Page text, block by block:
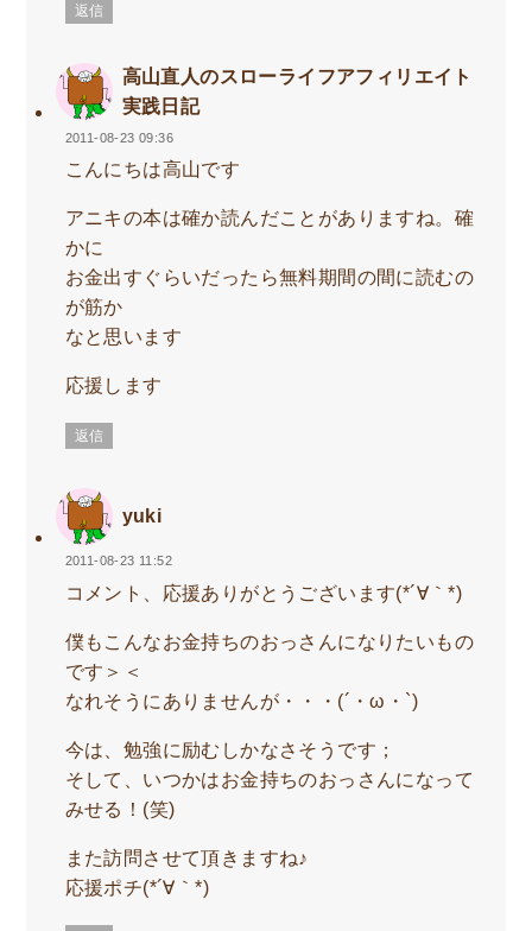
返信
高山直人のスローライフアフィリエイト
実践日記
2011-08-23 09:36
こんにちは高山です
アニキの本は確か読んだことがありますね。確
かに
お金出すぐらいだったら無料期間の間に読むの
が筋か
なと思います
応援します
返信
yuki
2011-08-23 11:52
コメント、応援ありがとうございます(*´∀｀*)
僕もこんなお金持ちのおっさんになりたいもの
です＞＜
なれそうにありませんが・・・(´・ω・`)
今は、勉強に励むしかなさそうです；
そして、いつかはお金持ちのおっさんになって
みせる！(笑)
また訪問させて頂きますね♪
応援ポチ(*´∀｀*)